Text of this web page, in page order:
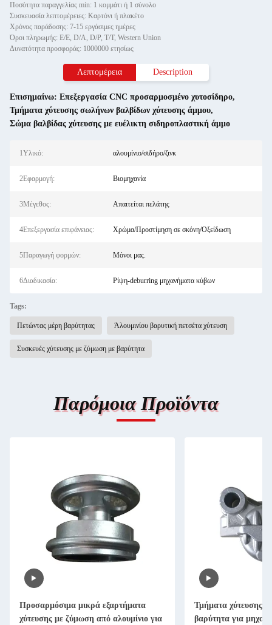
Ποσότητα παραγγελίας min: 1 κομμάτι ή 1 σύνολο
Συσκευασία λεπτομέρειες: Καρτόνι ή πλακέτο
Χρόνος παράδοσης: 7-15 εργάσιμες ημέρες
Όροι πληρωμής: Ε/Ε, D/A, D/P, T/T, Western Union
Δυνατότητα προσφοράς: 1000000 ετησίως
Λεπτομέρεια Description
Επισημαίνω: Επεξεργασία CNC προσαρμοσμένο χυτοσίδηρο,
Τμήματα χύτευσης σωλήνων βαλβίδων χύτευσης άμμου,
Σώμα βαλβίδας χύτευσης με ευέλικτη σιδηροπλαστική άμμο
1Υλικό: αλουμίνιο/σιδήρο/ζινκ
2Εφαρμογή: Βιομηχανία
3Μέγεθος: Απαιτείται πελάτης
4Επεξεργασία επιφάνειας: Χρώμα/Προστίμηση σε σκόνη/Οξείδωση
5Παραγωγή φορμών: Μόνοι μας.
6Διαδικασία: Ρίψη-deburring μηχανήματα κύβων
Tags:
Πετώντας μέρη βαρύτητας Άλουμινίου βαρυτική πετσέτα χύτευση
Συσκευές χύτευσης με ζύμωση με βαρύτητα
Παρόμοια Προϊόντα
Προσαρμόσιμα μικρά εξαρτήματα
χύτευσης με ζύμωση από αλουμίνιο για
Τμήματα χύτευσης
βαρύτητα για